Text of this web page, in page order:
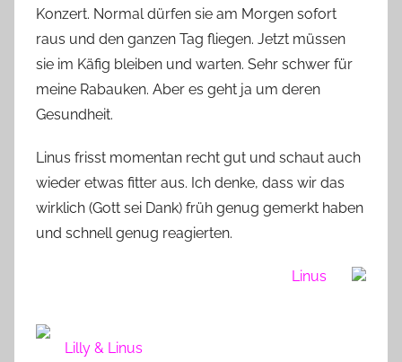
Konzert. Normal dürfen sie am Morgen sofort
raus und den ganzen Tag fliegen. Jetzt müssen
sie im Käfig bleiben und warten. Sehr schwer für
meine Rabauken. Aber es geht ja um deren
Gesundheit.
Linus frisst momentan recht gut und schaut auch
wieder etwas fitter aus. Ich denke, dass wir das
wirklich (Gott sei Dank) früh genug gemerkt haben
und schnell genug reagierten.
Linus
Lilly & Linus